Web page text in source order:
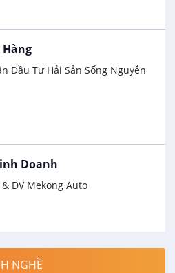
Hàng
Đầu Tư Hải Sản Sống Nguyễn
Doanh
& DV Mekong Auto
(Điện – Điện lạnh)
NGHỀ